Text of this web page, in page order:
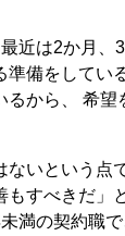
近は2か月、
備をしてい
から、 希
いという点
すべきだ」
満の契約職